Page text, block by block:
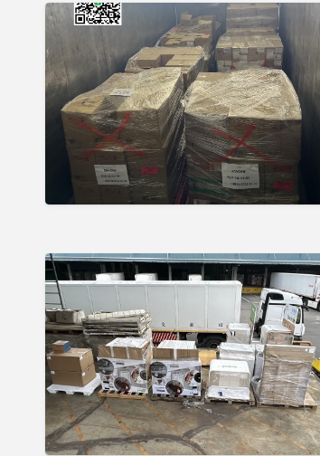
食
品
原
料
報
商
品
報
廢
銷
毀